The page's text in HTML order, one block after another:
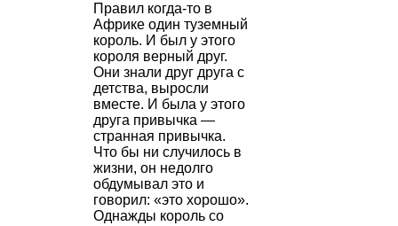
Правил когда-то в
Африке один туземный
король. И был у этого
короля верный друг.
Они знали друг друга с
детства, выросли
вместе. И была у этого
друга привычка —
странная привычка.
Что бы ни случилось в
жизни, он недолго
обдумывал это и
говорил: «это хорошо».
Однажды король со